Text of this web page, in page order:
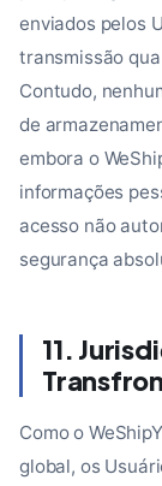
enviados pelos
transmissão
Contudo,
de
embora o
informações
acesso não
segurança
11.
Como o
global, os